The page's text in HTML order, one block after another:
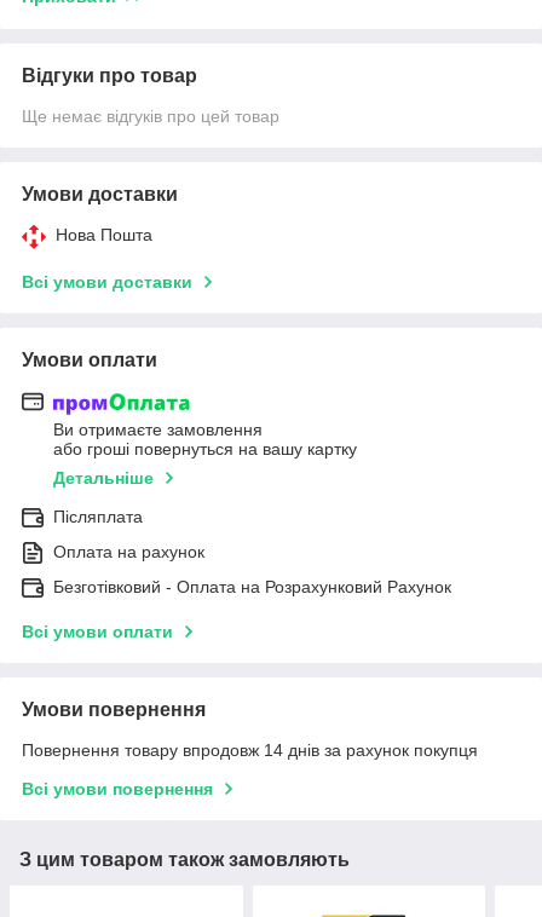
Відгуки про товар
Ще немає відгуків про цей товар
Умови доставки
Нова Пошта
Всі умови доставки
Умови оплати
Ви отримаєте замовлення
або гроші повернуться на вашу картку
Детальніше
Післяплата
Оплата на рахунок
Безготівковий - Оплата на Розрахунковий Рахунок
Всі умови оплати
Умови повернення
Повернення товару впродовж 14 днів за рахунок покупця
Всі умови повернення
З цим товаром також замовляють